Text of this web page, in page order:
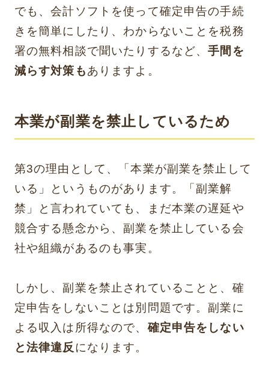
でも、会計ソフトを使って確定申告の手続
きを簡単にしたり、わからないことを税務
署の無料相談で聞いたりするなど、手間を
減らす対策もありますよ。
本業が副業を禁止しているため
第3の理由として、「本業が副業を禁止して
いる」というものがあります。「副業解
禁」と言われていても、まだ本業の遅延や
競合する懸念から、副業を禁止している会
社や組織があるのも事実。
しかし、副業を禁止されていることと、確
定申告をしないことは別問題です。副業に
よる収入は所得なので、確定申告をしない
と法律違反 になります。